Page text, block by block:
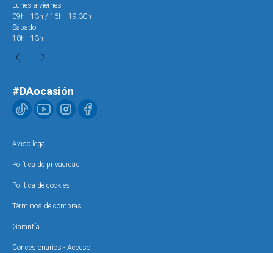
Lunes a viernes
09h - 13h / 16h - 19:30h
Sábado
10h - 13h
#DAocasión
Aviso legal
Política de privacidad
Política de cookies
Términos de compras
Garantía
Concesionarios - Acceso